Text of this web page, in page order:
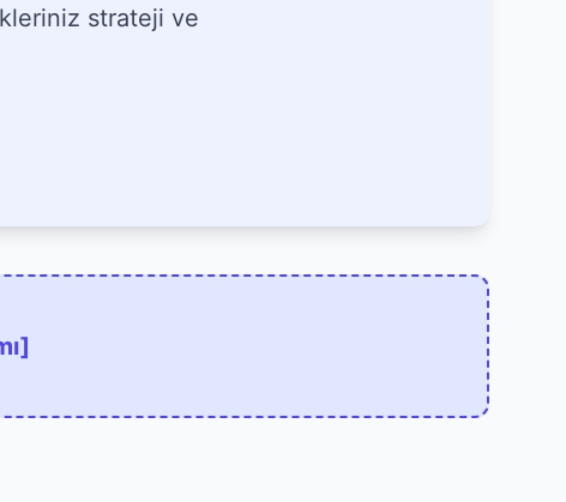
strateji ve